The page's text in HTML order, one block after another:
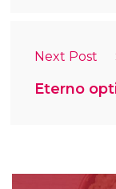
Next Post
Eterno